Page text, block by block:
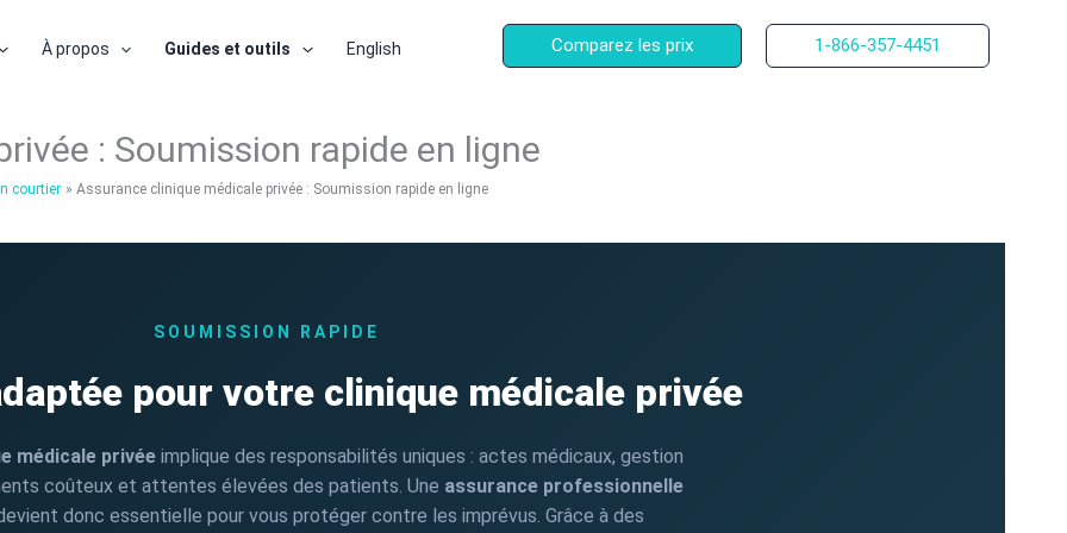
À propos Guides et outils English Comparez les prix 1-866-357-4451
: Soumission rapide en ligne
courtier Assurance clinique médicale privée : Soumission rapide en ligne
SOUMISSION RAPIDE
pour votre clinique médicale privée
médicale privéeimplique des responsabilités uniques : actes médicaux, gestion
coûteux et attentes élevées des patients. Une assurance professionnelle
donc essentielle pour vous protéger contre les imprévus. Grâce à des